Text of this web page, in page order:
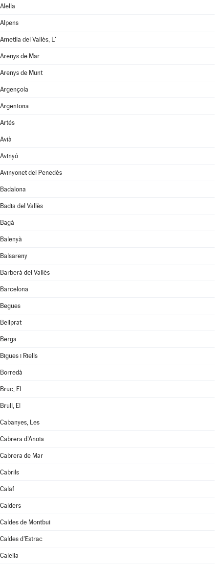
Alella
Alpens
Ametlla del Vallès, L'
Arenys de Mar
Arenys de Munt
Argençola
Argentona
Artés
Avià
Avinyó
Avinyonet del Penedès
Badalona
Badia del Vallès
Bagà
Balenyà
Balsareny
Barberà del Vallès
Barcelona
Begues
Bellprat
Berga
Bigues i Riells
Borredà
Bruc, El
Brull, El
Cabanyes, Les
Cabrera d'Anoia
Cabrera de Mar
Cabrils
Calaf
Calders
Caldes de Montbui
Caldes d'Estrac
Calella